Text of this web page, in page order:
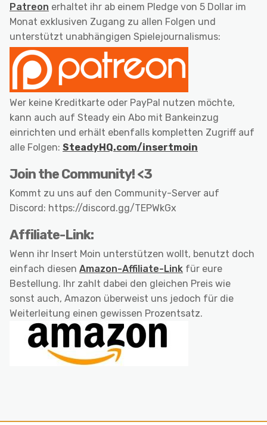
Patreon erhaltet ihr ab einem Pledge von 5 Dollar im
Monat exklusiven Zugang zu allen Folgen und
unterstützt unabhängigen Spielejournalismus:
Wer keine Kreditkarte oder PayPal nutzen möchte,
kann auch auf Steady ein Abo mit Bankeinzug
einrichten und erhält ebenfalls kompletten Zugriff auf
alle Folgen: SteadyHQ.com/insertmoin
Join the Community! <3
Kommt zu uns auf den Community-Server auf
Discord: https://discord.gg/TEPWkGx
Affiliate-Link:
Wenn ihr Insert Moin unterstützen wollt, benutzt doch
einfach diesen Amazon-Affiliate-Link für eure
Bestellung. Ihr zahlt dabei den gleichen Preis wie
sonst auch, Amazon überweist uns jedoch für die
Weiterleitung einen gewissen Prozentsatz.